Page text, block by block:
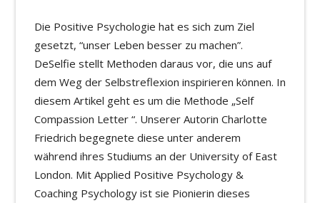
Die Positive Psychologie hat es sich zum Ziel
gesetzt, “unser Leben besser zu machen”.
DeSelfie stellt Methoden daraus vor, die uns auf
dem Weg der Selbstreflexion inspirieren können. In
diesem Artikel geht es um die Methode „Self
Compassion Letter “. Unserer Autorin Charlotte
Friedrich begegnete diese unter anderem
während ihres Studiums an der University of East
London. Mit Applied Positive Psychology &
Coaching Psychology ist sie Pionierin dieses